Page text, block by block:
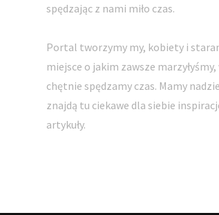
spędzając z nami miło czas.
Portal tworzymy my, kobiety i
miejsce o jakim zawsze
chętnie spędzamy czas. Mamy
znajdą tu ciekawe dla siebie
artykuły.